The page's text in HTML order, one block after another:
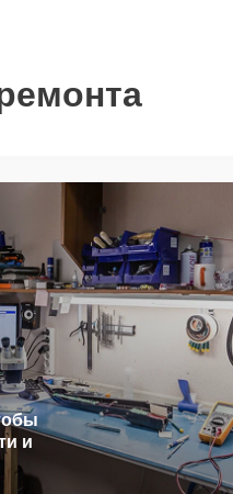
и